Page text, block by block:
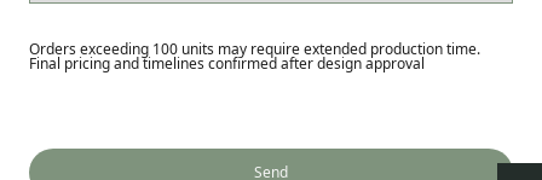
Orders exceeding 100 units may require extended production time.
Final pricing and timelines confirmed after design approval
Send